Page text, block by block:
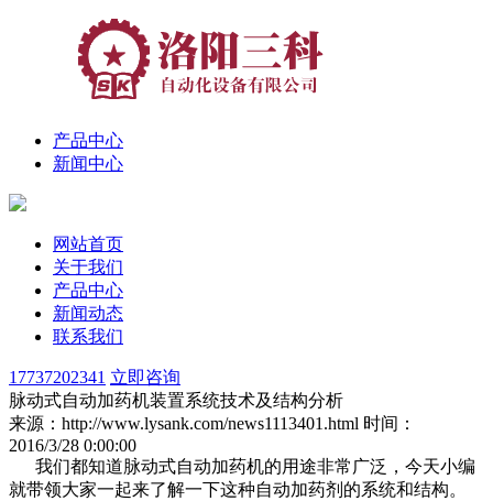
产品中心
新闻中心
网站首页
关于我们
产品中心
新闻动态
联系我们
17737202341 立即咨询
脉动式自动加药机装置系统技术及结构分析
来源：http://www.lysank.com/news1113401.html 时间：
2016/3/28 0:00:00
我们都知道脉动式自动加药机的用途非常广泛，今天小编
就带领大家一起来了解一下这种自动加药剂的系统和结构。